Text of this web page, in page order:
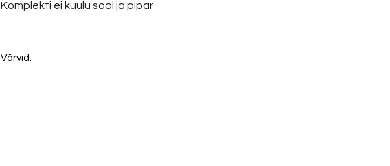
Komplekti ei kuulu sool ja pipar
Värvid: